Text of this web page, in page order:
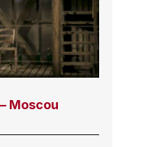
Moscou